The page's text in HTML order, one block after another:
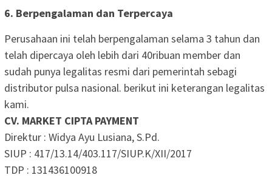
6. Berpengalaman dan Terpercaya
Perusahaan ini telah berpengalaman selama 3 tahun dan
telah dipercaya oleh lebih dari 40ribuan member dan
sudah punya legalitas resmi dari pemerintah sebagi
distributor pulsa nasional. berikut ini keterangan legalitas
kami.
CV. MARKET CIPTA PAYMENT
Direktur : Widya Ayu Lusiana, S.Pd.
SIUP : 417/13.14/403.117/SIUP.K/XII/2017
TDP : 131436100918